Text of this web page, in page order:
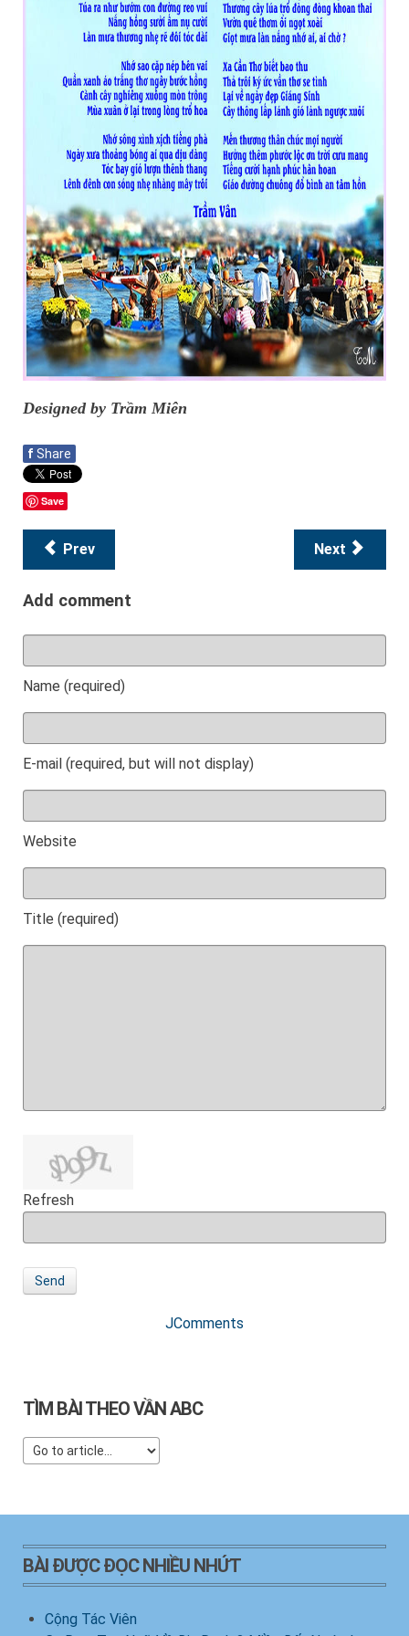
Designed by Trầm Miên
f Share
Save
Prev Next
Add comment
Name (required)
E-mail (required, but will not display)
Website
Title (required)
Refresh
Send
JComments
TÌM BÀI THEO VẦN ABC
BÀI ĐƯỢC ĐỌC NHIỀU NHỨT
Cộng Tác Viên